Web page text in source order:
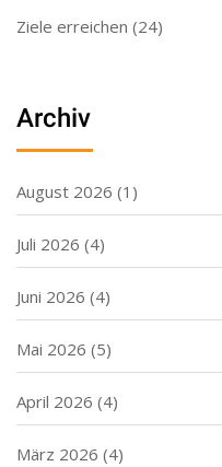
Ziele erreichen (24)
Archiv
August 2026 (1)
Juli 2026 (4)
Juni 2026 (4)
Mai 2026 (5)
April 2026 (4)
März 2026 (4)